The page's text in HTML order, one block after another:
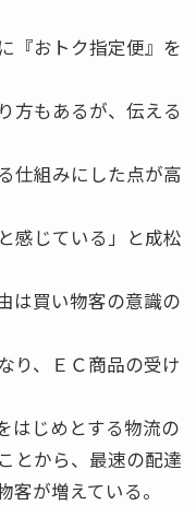
『おトク指定便』を
方もあるが、伝える
仕組みにした点が高
感じている」と成松
は買い物客の意識の
り、ＥＣ商品の受け
はじめとする物流の
とから、最速の配達
が増えている。